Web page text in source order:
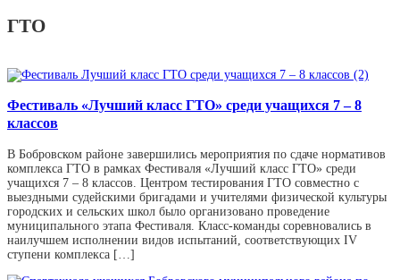
ГТО
Фестиваль «Лучший класс ГТО» среди учащихся 7 – 8
классов
В Бобровском районе завершились мероприятия по сдаче нормативов
комплекса ГТО в рамках Фестиваля «Лучший класс ГТО» среди
учащихся 7 – 8 классов. Центром тестирования ГТО совместно с
выездными судейскими бригадами и учителями физической культуры
городских и сельских школ было организовано проведение
муниципального этапа Фестиваля. Класс-команды соревновались в
наилучшем исполнении видов испытаний, соответствующих IV
ступени комплекса […]